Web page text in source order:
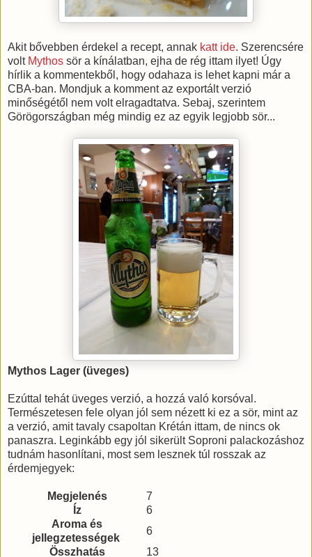
Akit bővebben érdekel a recept, annak katt ide. Szerencsére
volt Mythos sör a kínálatban, ejha de rég ittam ilyet! Úgy
hírlik a kommentekből, hogy odahaza is lehet kapni már a
CBA-ban. Mondjuk a komment az exportált verzió
minőségétől nem volt elragadtatva. Sebaj, szerintem
Görögországban még mindig ez az egyik legjobb sör...
Mythos Lager (üveges)
Ezúttal tehát üveges verzió, a hozzá való korsóval.
Természetesen fele olyan jól sem nézett ki ez a sör, mint az
a verzió, amit tavaly csapoltan Krétán ittam, de nincs ok
panaszra. Leginkább egy jól sikerült Soproni palackozáshoz
tudnám hasonlítani, most sem lesznek túl rosszak az
érdemjegyek:
Megjelenés
7
Íz
6
Aroma és
jellegzetességek
6
Összhatás
13